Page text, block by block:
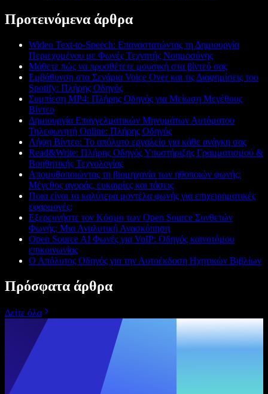
Προτεινόμενα άρθρα
Wideo Text-to-Speech: Επαναστατώντας τη Δημιουργία
Περιεχομένου με Φωνές Τεχνητής Νοημοσύνης
Μάθετε πώς να προσθέτετε μουσική στα βίντεό σας
Εμβάθυνση στα Σενάρια Voice Over και τις Διαφημίσεις του
Spotify: Πλήρης Οδηγός
Συμπίεση MP4: Πλήρης Οδηγός για Μείωση Μεγέθους
Βίντεο
Δημιουργία Επαγγελματικών Μηνυμάτων Αυτόματου
Τηλεφωνητή Online: Πλήρης Οδηγός
Λήψη Βίντεο: Το απόλυτο εργαλείο για κάθε ανάγκη σας
Read&Write: Πλήρης Οδηγός Υποστήριξης Γραμματισμού &
Βοηθητικής Τεχνολογίας
Απομυθοποιώντας τη βιομηχανία των ηθοποιών φωνής:
Μέγεθος αγοράς, ευκαιρίες και τάσεις
Ποια είναι τα καλύτερα μοντέλα φωνής για επιχειρηματικές
εφαρμογές;
Εξερευνήστε τον Κόσμο των Open Source Συνθετών
Φωνής: Μια Αναλυτική Ανασκόπηση
Open Source AI Φωνές για VoIP: Οδηγός καινοτόμου
επικοινωνίας
Ο Απόλυτος Οδηγός για την Αυτοέκδοση Ηχητικών Βιβλίων
Πρόσφατα άρθρα
Δείτε όλα